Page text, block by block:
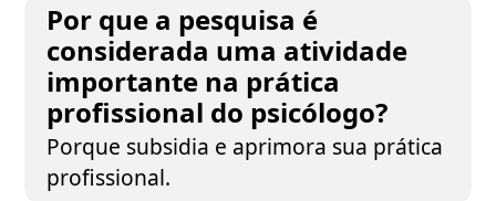
Por que a pesquisa é
considerada uma atividade
importante na prática
profissional do psicólogo?
Porque subsidia e aprimora sua prática
profissional.